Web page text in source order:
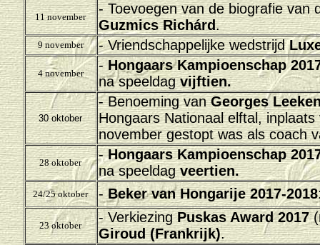
11 november
- Toevoegen van de biografie van
Guzmics Richárd.
9 november - Vriendschappelijkewedstrijd
4 november
-Hongaars Kampioenschap
na speeldagvijftien.
30 oktober
- Benoeming vanGeorges
Hongaars Nationaal elftal,
november gestopt was als coach
28 oktober
-Hongaars Kampioenschap
na speeldagveertien.
24/25 oktober -Beker van Hongarije 2017-2018
23 oktober
- VerkiezingPuskas Award 2017
Giroud (Frankrijk).